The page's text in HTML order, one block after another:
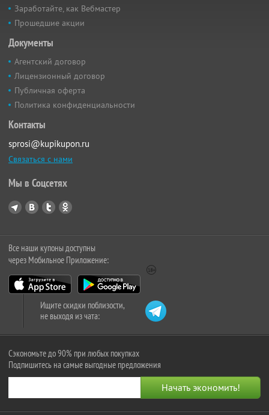
Заработайте, как Вебмастер
Прошедшие акции
Документы
Агентский договор
Лицензионный договор
Публичная оферта
Политика конфиденциальности
Контакты
sprosi@kupikupon.ru
Связаться с нами
Мы в Соцсетях
Все наши купоны доступны
через Мобильное Приложение:
Ищите скидки поблизости,
не выходя из чата:
Сэкономьте до 90% при любых покупках
Подпишитесь на самые выгодные предложения